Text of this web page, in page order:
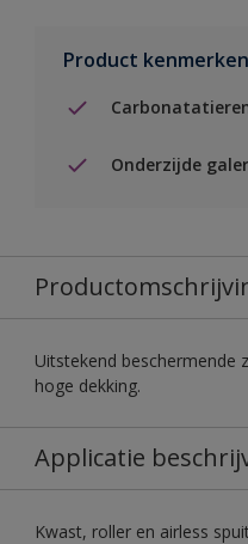
Product kenmerken
Onderzijde
Uitstekend beschermende
hoge dekking.
Applicatie
Kwast, roller en airless